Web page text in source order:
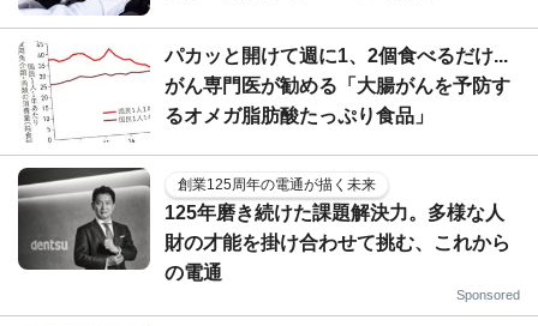
パカッと開けて週に1、2個食べるだけ...
がん専門医が勧める「大腸がんを予防す
るオメガ脂肪酸たっぷり食品」
創業125周年の電通が描く未来
125年磨き続けた課題解決力。多様な人
財の才能を掛け合わせて挑む、これから
の電通
Sponsored